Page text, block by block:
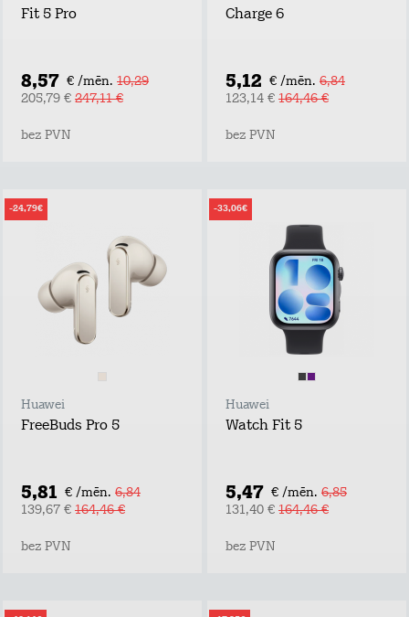
Fit 5 Pro
8,57 € /mēn. 10,29
205,79 € 247,11 €
bez PVN
Charge 6
5,12 € /mēn. 6,84
123,14 € 164,46 €
bez PVN
-24,79€
Huawei
FreeBuds Pro 5
5,81 € /mēn. 6,84
139,67 € 164,46 €
bez PVN
-33,06€
Huawei
Watch Fit 5
5,47 € /mēn. 6,85
131,40 € 164,46 €
bez PVN